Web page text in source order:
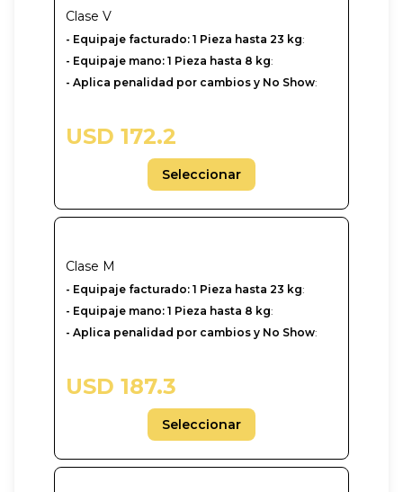
Clase V
- ‎Equipaje facturado: 1 Pieza hasta 23 kg:
- Equipaje mano: 1 Pieza hasta 8 kg:
- Aplica penalidad por cambios y No Show:
USD 172.2
Seleccionar
Clase M
- ‎Equipaje facturado: 1 Pieza hasta 23 kg:
- Equipaje mano: 1 Pieza hasta 8 kg:
- Aplica penalidad por cambios y No Show:
USD 187.3
Seleccionar